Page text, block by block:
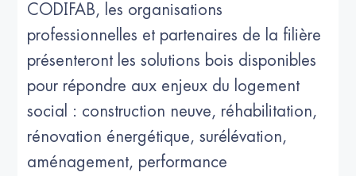
CODIFAB, les organisations
professionnelles et partenaires de la filière
présenteront les solutions bois disponibles
pour répondre aux enjeux du logement
social : construction neuve, réhabilitation,
rénovation énergétique, surélévation,
aménagement, performance